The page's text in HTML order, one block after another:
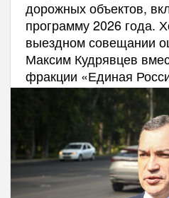
дорожных объектов,
программу 2026 года.
выездном совещании
Максим Кудрявцев
фракции «Единая